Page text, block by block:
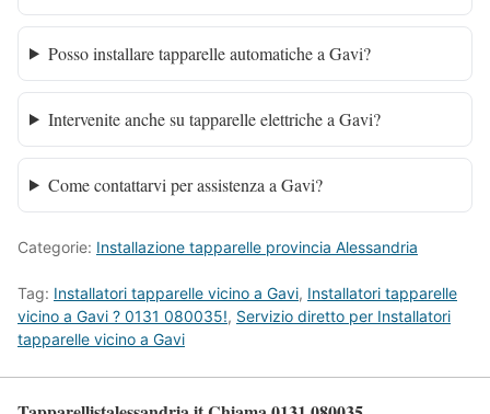
Posso installare tapparelle automatiche a Gavi?
Intervenite anche su tapparelle elettriche a Gavi?
Come contattarvi per assistenza a Gavi?
Categorie: Installazione tapparelle provincia Alessandria
Tag: Installatori tapparelle vicino a Gavi, Installatori tapparelle
vicino a Gavi ? 0131 080035!, Servizio diretto per Installatori
tapparelle vicino a Gavi